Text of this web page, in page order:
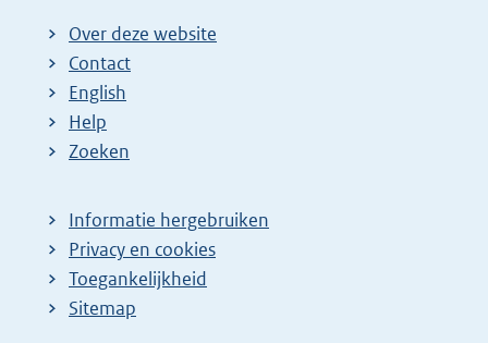
Over deze website
Contact
English
Help
Zoeken
Informatie hergebruiken
Privacy en cookies
Toegankelijkheid
Sitemap